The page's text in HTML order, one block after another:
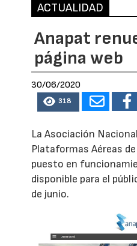
ACTUALIDAD
Anapat
página web
30/06/2020
318
La Asociación
Plataformas Aéreas
puesto en
disponible para el
de junio.